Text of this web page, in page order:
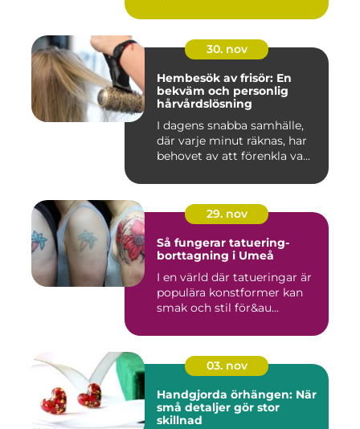
30. nov
Hembesök av frisör: En
bekväm och personlig
hårvårdslösning
I dagens snabba samhälle,
där varje minut räknas, har
behovet av att förenkla va...
29. nov
Så fungerar tatuering-
borttagning i Umeå
I en värld där tatueringar är
populära konstformer kan
smak och stil för&au...
03. nov
Handgjorda örhängen: När
små detaljer gör stor
skillnad